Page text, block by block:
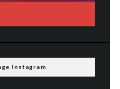
Site web
Instagram